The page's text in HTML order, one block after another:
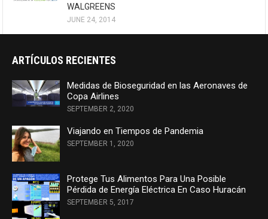
WALGREENS
JUNE 24, 2014
ARTÍCULOS RECIENTES
Medidas de Bioseguridad en las Aeronaves de
Copa Airlines
SEPTEMBER 2, 2020
Viajando en Tiempos de Pandemia
SEPTEMBER 1, 2020
Protege Tus Alimentos Para Una Posible
Pérdida de Energía Eléctrica En Caso Huracán
SEPTEMBER 5, 2017